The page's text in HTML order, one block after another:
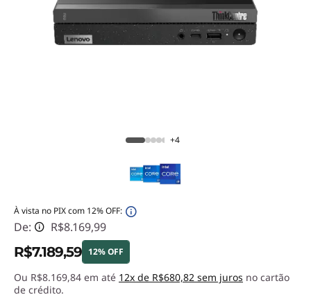
+4
À vista no PIX com 12% OFF:
De: R$8.169,99
R$7.189,59 12% OFF
Economias instantâneas :-R$980,40
Ou R$8.169,84 em até 12x de R$680,82 sem juros no cartão
de crédito.